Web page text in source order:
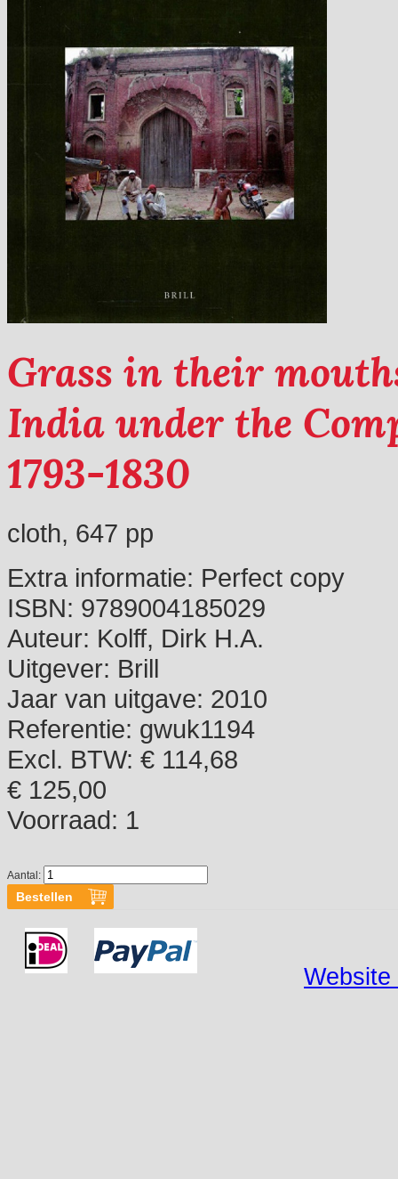
Grass in their
India under the
1793-1830
cloth, 647 pp
Extra informatie: Perfect copy
ISBN: 9789004185029
Auteur: Kolff, Dirk H.A.
Uitgever: Brill
Jaar van uitgave: 2010
Referentie: gwuk1194
Excl. BTW: € 114,68
€ 125,00
Voorraad: 1
Aantal:
Website